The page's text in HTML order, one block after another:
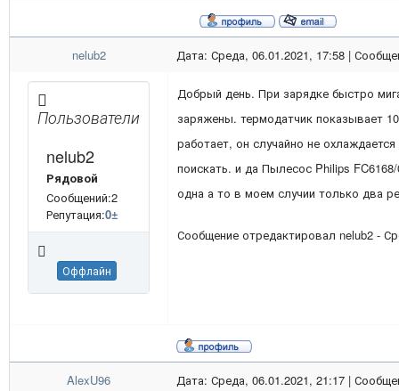
nelub2 Дата: Среда, 06.01.2021, 17:58 |
Пользователи
nelub2
Рядовой
Сообщений:2
Репутация:0±
Оффлайн
Добрый день. При зарядке быстро
заряжены. термодатчик показывает
работает, он случайно не
поискать. и да Пылесос Philips
одна а то в моем случии только два
Сообщение отредактировал nelub2 -
AlexU96 Дата: Среда, 06.01.2021, 21:17 |